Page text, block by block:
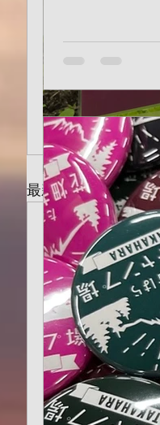
最新記事
菜の花が